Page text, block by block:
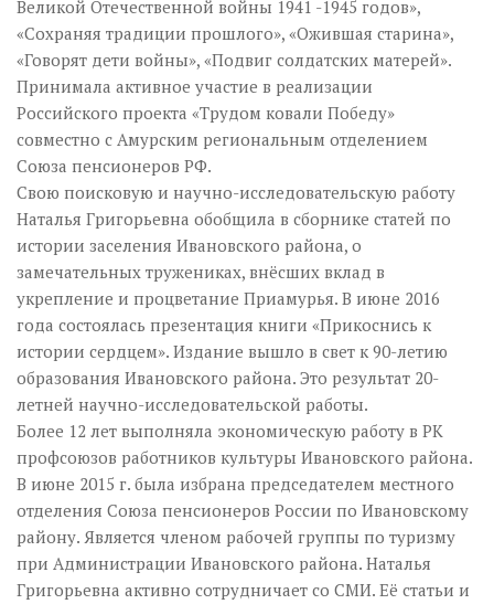
Великой Отечественной войны 1941 -1945 годов»,
«Сохраняя традиции прошлого», «Ожившая старина»,
«Говорят дети войны», «Подвиг солдатских матерей».
Принимала активное участие в реализации
Российского проекта «Трудом ковали Победу»
совместно с Амурским региональным отделением
Союза пенсионеров РФ.
Свою поисковую и научно-исследовательскую работу
Наталья Григорьевна обобщила в сборнике статей по
истории заселения Ивановского района, о
замечательных тружениках, внёсших вклад в
укрепление и процветание Приамурья. В июне 2016
года состоялась презентация книги «Прикоснись к
истории сердцем». Издание вышло в свет к 90-летию
образования Ивановского района. Это результат 20-
летней научно-исследовательской работы.
Более 12 лет выполняла экономическую работу в РК
профсоюзов работников культуры Ивановского района.
В июне 2015 г. была избрана председателем местного
отделения Союза пенсионеров России по Ивановскому
району. Является членом рабочей группы по туризму
при Администрации Ивановского района. Наталья
Григорьевна активно сотрудничает со СМИ. Её статьи и